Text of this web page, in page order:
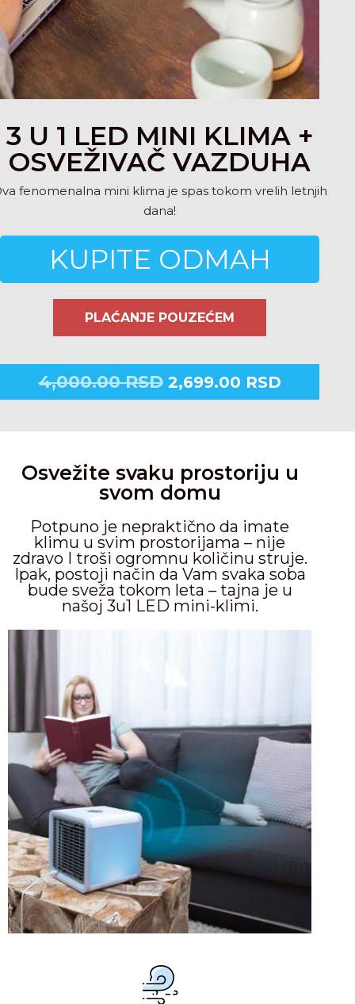
3 U 1 LED MINI KLIMA +
OSVEŽIVAČ VAZDUHA
fenomenalna mini klima je spas tokom vrelih letnjih
dana!
KUPITE ODMAH
PLAĆANJE POUZEĆEM
4,000.00RSD 2,699.00 RSD
Osvežite svaku prostoriju u
svom domu
Potpuno je nepraktično da imate
klimu u svim prostorijama – nije
zdravo I troši ogromnu količinu struje.
Ipak, postoji način da Vam svaka soba
bude sveža tokom leta – tajna je u
našoj 3u1 LED mini-klimi.